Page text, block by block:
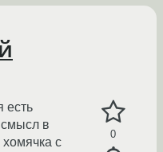
0
есть
смысл в
с